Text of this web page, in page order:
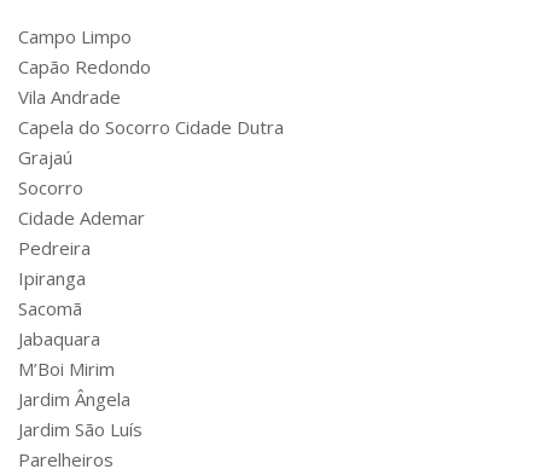
Campo Limpo
Capão Redondo
Vila Andrade
Capela do Socorro Cidade Dutra
Grajaú
Socorro
Cidade Ademar
Pedreira
Ipiranga
Sacomã
Jabaquara
M’Boi Mirim
Jardim Ângela
Jardim São Luís
Parelheiros